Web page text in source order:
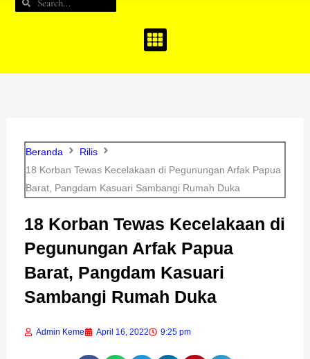
Beranda
Rilis
18 Korban Tewas Kecelakaan di Pegunungan Arfak Papua
Barat, Pangdam Kasuari Sambangi Rumah Duka
18 Korban Tewas Kecelakaan di
Pegunungan Arfak Papua
Barat, Pangdam Kasuari
Sambangi Rumah Duka
Admin Keme April 16, 2022 9:25 pm